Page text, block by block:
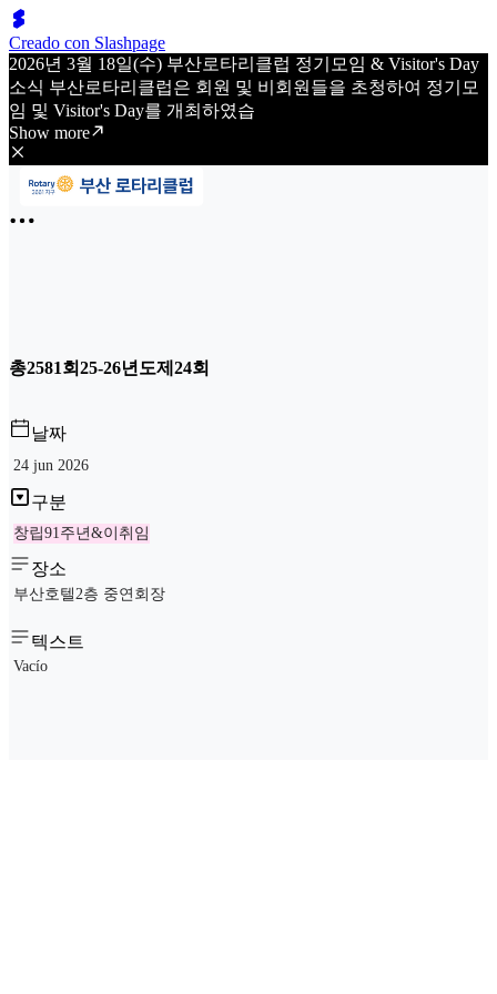
Creado con Slashpage
2026년 3월 18일(수) 부산로타리클럽 정기모임 & Visitor's Day
소식 부산로타리클럽은 회원 및 비회원들을 초청하여 정기모
임 및 Visitor's Day를 개최하였습
Show more
총2581회25-26년도제24회
날짜
24 jun 2026
구분
창립91주년&이취임
장소
부산호텔2층 중연회장
텍스트
Vacío